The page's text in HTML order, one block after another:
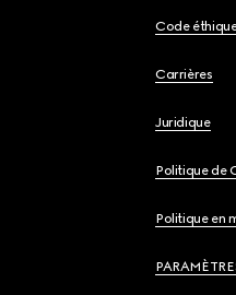
Code
Carrières
Juridique
Politique de
Politique en